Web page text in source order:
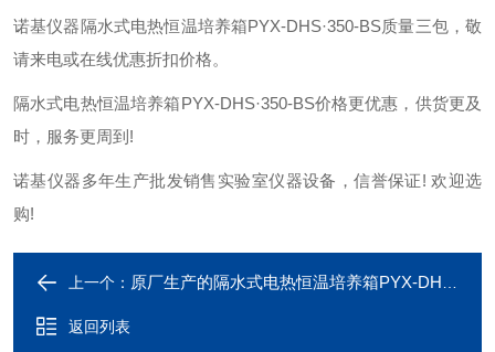
诺基仪器隔水式电热恒温培养箱PYX-DHS·350-BS质量三包，敬
请来电或在线优惠折扣价格。
隔水式电热恒温培养箱PYX-DHS·350-BS价格更优惠，供货更及
时，服务更周到!
诺基仪器多年生产批发销售实验室仪器设备，信誉保证! 欢迎选
购!
上一个： 原厂生产的隔水式电热恒温培养箱PYX-DHS·350-BS长期现货供应
返回列表